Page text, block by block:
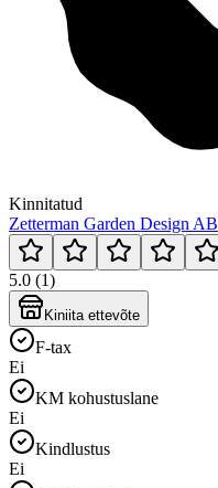
Kinnitatud
Zetterman Garden Design AB
5.0 (1)
Kiniita ettevõte
F-tax
Ei
KM kohustuslane
Ei
Kindlustus
Ei